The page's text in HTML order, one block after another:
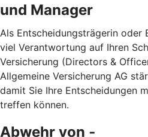
und Manager
Als Entscheidungsträgerin oder
viel Verantwortung auf Ihren
Versicherung (Directors &
Allgemeine Versicherung AG
damit Sie Ihre Entscheidungen
treffen können.
Abwehr von ­